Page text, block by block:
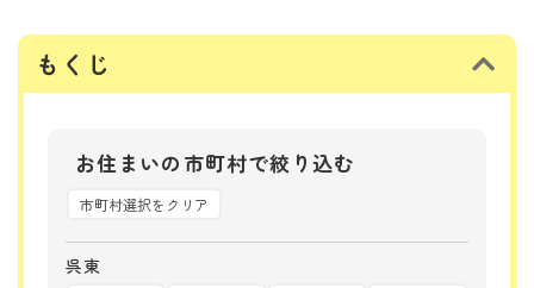
もくじ
お住まいの市町村で絞り込む
市町村選択をクリア
呉東